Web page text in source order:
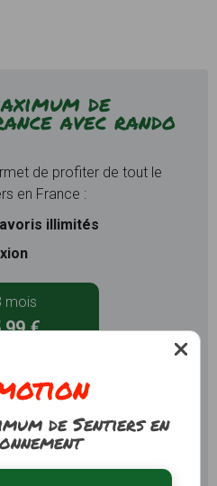
de
avec rando
de profiter de tout le
en France :
illimités
mois
€
moisde Sentiers en